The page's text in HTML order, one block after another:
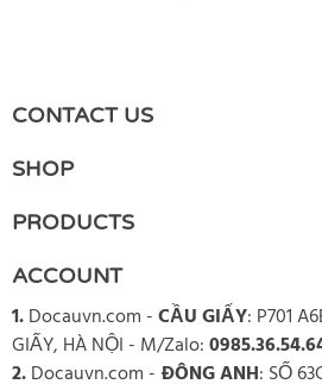
CONTACT US
SHOP
PRODUCTS
ACCOUNT
1.Docauvn.com -CẦU GIẤY: P701
GIẤY, HÀ NỘI - M/Zalo:
2.Docauvn.com - ĐÔNG ANH: SỐ